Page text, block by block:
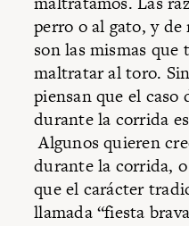
perro o al gato, y
son las mismas que
maltratar al toro.
piensan que el
durante la corrida
Algunos quieren
durante la corrida,
que el carácter
llamada “fiesta